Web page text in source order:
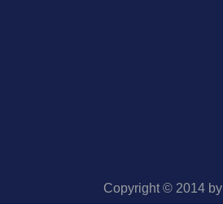
Copyright © 2014 by